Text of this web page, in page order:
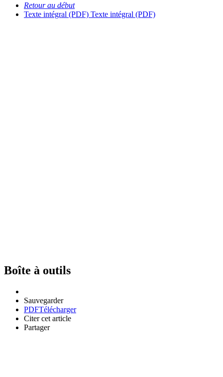
Retour au début
Texte intégral (PDF) Texte intégral (PDF)
Boîte à outils
Sauvegarder
PDFTélécharger
Citer cet article
Partager